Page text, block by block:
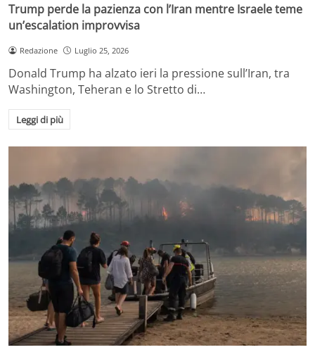
Trump perde la pazienza con l’Iran mentre Israele teme
un’escalation improvvisa
Redazione Luglio 25, 2026
Donald Trump ha alzato ieri la pressione sull’Iran, tra
Washington, Teheran e lo Stretto di…
Leggi di più